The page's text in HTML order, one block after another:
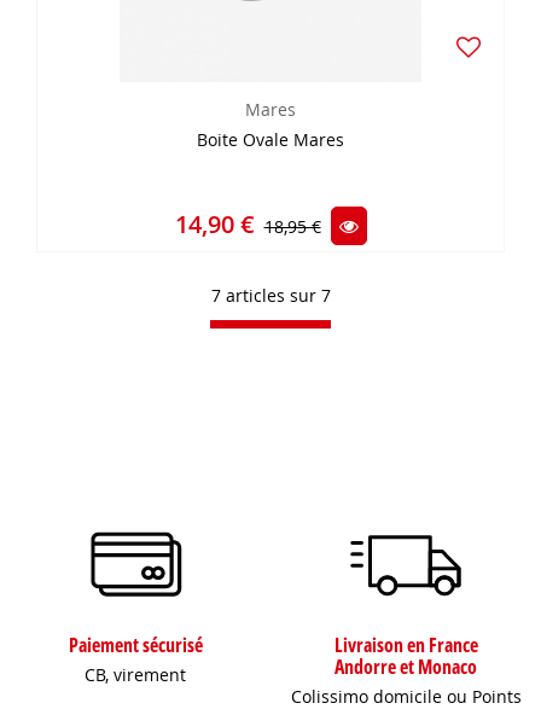
Mares
Boite Ovale Mares
14,90 € 18,95 €
7 articles sur 7
Paiement sécurisé
CB, virement
Livraison en France
Andorre et Monaco
Colissimo domicile ou Points